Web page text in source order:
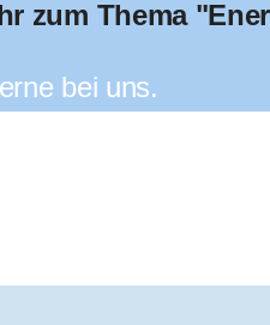
zum Thema
bei uns.